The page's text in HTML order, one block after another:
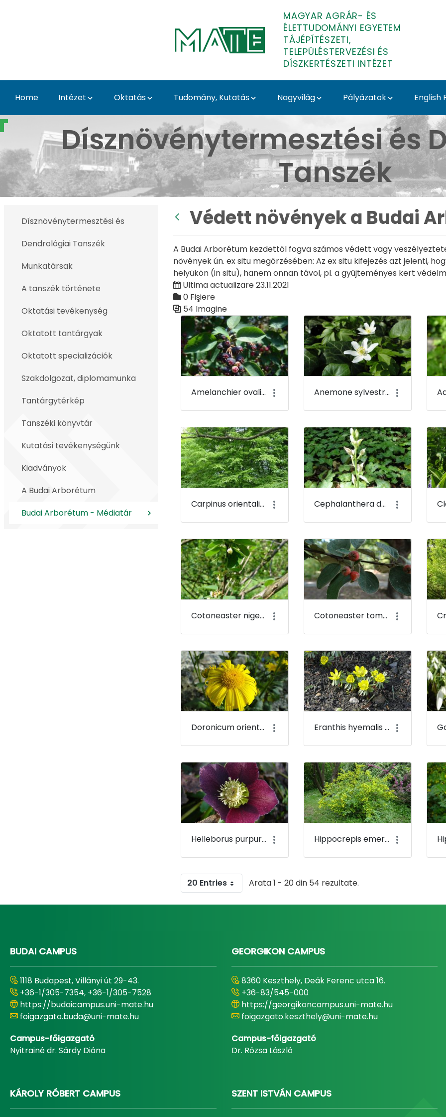
MAGYAR AGRÁR- ÉS
ÉLETTUDOMÁNYI EGYETEM
TÁJÉPÍTÉSZETI,
TELEPÜLÉSTERVEZÉSI ÉS
DÍSZKERTÉSZETI INTÉZET
Home Intézet Oktatás Tudomány, Kutatás Nagyvilág Pályázatok English
Védett növények a Budai Arborétumban -
Dísznövénytermesztési és
Tanszék
Dísznövénytermesztési és
Dendrológiai Tanszék
Munkatársak
A tanszék története
Oktatási tevékenység
Oktatott tantárgyak
Oktatott specializációk
Szakdolgozat, diplomamunka
Tantárgytérkép
Tanszéki könyvtár
Kutatási tevékenységünk
Kiadványok
A Budai Arborétum
Budai Arborétum - Médiatár
Védett növények a Budai
A Budai Arborétum kezdettől fogva számos védett vagy
növények ún. ex situ megőrzésében: Az ex situ kifejezés azt jelenti,
helyükön (in situ), hanem onnan távol, pl. a gyűjteményes kert
Ultima actualizare 23.11.2021
0 Fişiere
54 Imagine
Galerie media
Amelanchier ovalis - Fanyarka - Budai Arborétum Anemone sylvestris - Erdei szellőrózsa - Budai Arborétum
Carpinus orientalis - Keleti gyertyán - Budai Arborétum Cephalanthera damasonium - Fehér madársisak - Budai Arborétum
Cotoneaster niger - Fekete madárbirs - Budai Arborétum Cotoneaster tomentosus - Molyhos madárbirs - Budai Arborétum
Doronicum orientale - Mecseki zergevirág - Budai Arborétum Eranthis hyemalis - Téltemető - Budai Arborétum
Helleborus purpurascens - Pirosló hunyor - Budai Arborétum Hippocrepis emerus - Bokros koronafürt, zöldvesszős tisztescserje - Budai Arborétum
20 Entries Arata 1 - 20 din 54 rezultate.
BUDAI CAMPUS
1118 Budapest, Villányi út 29-43.
+36-1/305-7354, +36-1/305-7528
https://budaicampus.uni-mate.hu
foigazgato.buda@uni-mate.hu
Campus-főigazgató
Nyitrainé dr. Sárdy Diána
GEORGIKON CAMPUS
8360 Keszthely, Deák Ferenc utca 16.
+36-83/545-000
https://georgikoncampus.uni-mate.hu
foigazgato.keszthely@uni-mate.hu
Campus-főigazgató
Dr. Rózsa László
KÁROLY RÓBERT CAMPUS SZENT ISTVÁN CAMPUS